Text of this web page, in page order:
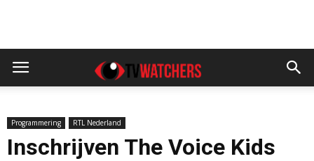
Programmering RTL Nederland
Inschrijven The Voice Kids